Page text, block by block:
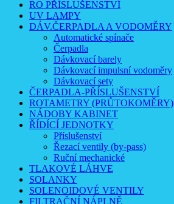
RO PŘÍSLUŠENSTVÍ
UV LAMPY
DÁV.ČERPADLA A VODOMĚRY
Automatické spínače
Čerpadla
Dávkovací barely
Dávkovací impulsní vodoměry
Dávkovací sety
ČERPADLA-PŘÍSLUŠENSTVÍ
ROTAMETRY (PRŮTOKOMĚRY)
NÁDOBY KABINET
ŘÍDÍCÍ JEDNOTKY
Příslušenství
Řezací ventily (by-pass)
Ruční mechanické
TLAKOVÉ LÁHVE
SOLANKY
SOLENOIDOVÉ VENTILY
FILTRAČNÍ NÁPLNĚ